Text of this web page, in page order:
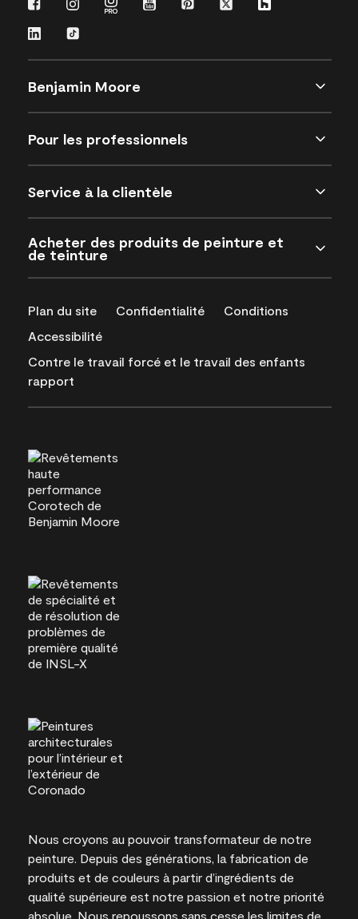
Benjamin Moore
Pour les professionnels
Service à la clientèle
Acheter des produits de peinture et
de teinture
Plan du site Confidentialité
Conditions
Accessibilité
Contre le travail forcé et le travail des enfants
rapport
Nous croyons au pouvoir transformateur de notre
peinture. Depuis des générations, la fabrication de
produits et de couleurs à partir d’ingrédients de
qualité supérieure est notre passion et notre priorité
absolue. Nous repoussons sans cesse les limites de